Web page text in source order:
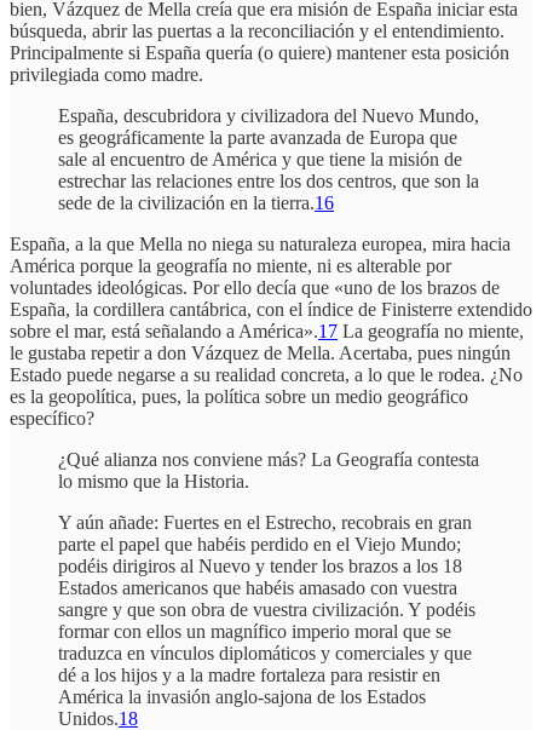
bien, Vázquez de Mella creía que era misión de España iniciar esta
búsqueda, abrir las puertas a la reconciliación y el entendimiento.
Principalmente si España quería (o quiere) mantener esta posición
privilegiada como madre.
España, descubridora y civilizadora del Nuevo Mundo,
es geográficamente la parte avanzada de Europa que
sale al encuentro de América y que tiene la misión de
estrechar las relaciones entre los dos centros, que son la
sede de la civilización en la tierra.16
España, a la que Mella no niega su naturaleza europea, mira hacia
América porque la geografía no miente, ni es alterable por
voluntades ideológicas. Por ello decía que «uno de los brazos de
España, la cordillera cantábrica, con el índice de Finisterre extendido
sobre el mar, está señalando a América».17 La geografía no miente,
le gustaba repetir a don Vázquez de Mella. Acertaba, pues ningún
Estado puede negarse a su realidad concreta, a lo que le rodea. ¿No
es la geopolítica, pues, la política sobre un medio geográfico
específico?
¿Qué alianza nos conviene más? La Geografía contesta
lo mismo que la Historia.
Y aún añade: Fuertes en el Estrecho, recobrais en gran
parte el papel que habéis perdido en el Viejo Mundo;
podéis dirigiros al Nuevo y tender los brazos a los 18
Estados americanos que habéis amasado con vuestra
sangre y que son obra de vuestra civilización. Y podéis
formar con ellos un magnífico imperio moral que se
traduzca en vínculos diplomáticos y comerciales y que
dé a los hijos y a la madre fortaleza para resistir en
América la invasión anglo-sajona de los Estados
Unidos.18